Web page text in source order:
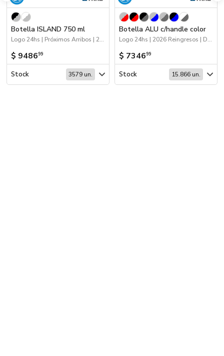
Botella ISLAND 750 ml
Logo 24hs | Próximos Arribos | 2026 Reingresos | Drinkware
$ 948699
Stock 3579 un.
Botella ALU c/handle color
Logo 24hs | 2026 Reingresos | Drinkware
$ 734699
Stock 15.866 un.